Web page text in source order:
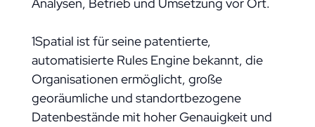
1Spatial ist für seine patentierte,
automatisierte Rules Engine bekannt, die
Organisationen ermöglicht, große
georäumliche und standortbezogene
Datenbestände mit hoher Genauigkeit und